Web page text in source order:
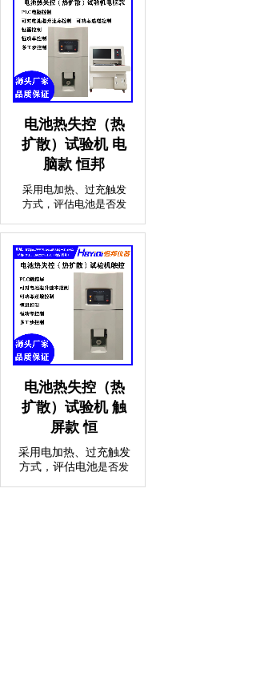
电池热失控（热
扩散）试验机 电
脑款 恒邦
采用电加热、过充触发
方式，评估电池是否发
电池热失控（热
扩散）试验机 触
屏款 恒
采用电加热、过充触发
方式，评估电池是否发